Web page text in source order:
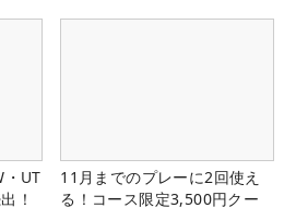
・UT
！
11月までのプレーに2回使え
る！コース限定3,500円クー